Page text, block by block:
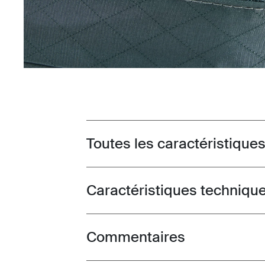
Toggle features
Toutes les caractéristiques
Toggle techspec
Caractéristiques
Toggle overview
Commentaires